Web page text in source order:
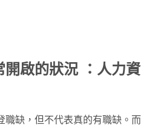
開啟的狀況 ：人力資
職缺，但不代表真的有職缺。而